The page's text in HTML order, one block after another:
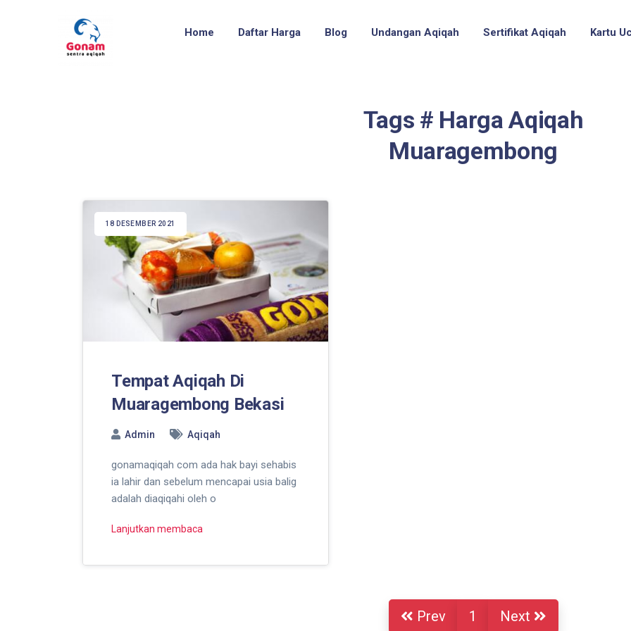
Home Daftar Harga Blog Undangan Aqiqah Sertifikat Aqiqah Kartu
Tags # Harga Aqiqah
Muaragembong
18 DESEMBER 2021
Tempat Aqiqah Di
Muaragembong Bekasi
Admin Aqiqah
gonamaqiqah com ada hak bayi sehabis
ia lahir dan sebelum mencapai usia balig
adalah diaqiqahi oleh o
Lanjutkan membaca
Prev 1 Next